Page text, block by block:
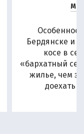
Бердянске и
косе в
«бархатный
жилье, чем
доехать